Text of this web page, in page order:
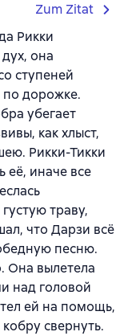
Zum Zitat
Рикки
она
ступеней
по дорожке.
убегает
как хлыст,
Рикки-Тикки
её, иначе все
траву,
что Дарзи всё
песню.
Она вылетела
над головой
ей на помощь,
свернуть.